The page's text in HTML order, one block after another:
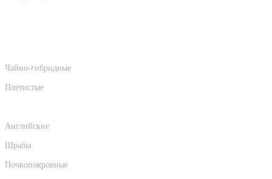
Чайно-гибридные
Плетистые
Английские
Шрабы
Почвопокровные